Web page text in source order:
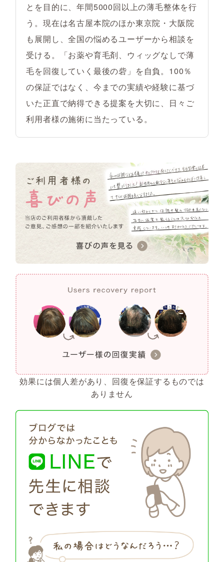
とを目的に、年間5000回以上の薄毛整体を行
う。現在は名古屋本院のほか東京院・大阪院
も展開し、全国の悩めるユーザーから相談を
受ける。「お薬や育毛剤、ウィッグなしで薄
毛を回復していく最後の砦」を自負。100％
の保証ではなく、今までの実績や経験に基づ
いた正直で納得できる提案を大切に、日々ご
利用者様の施術に当たっている。
効果には個人差があり、回復を保証するものでは
ありません